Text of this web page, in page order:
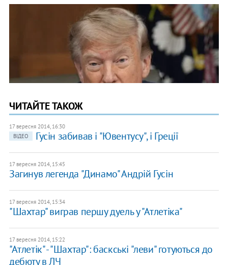
ЧИТАЙТЕ ТАКОЖ
17 вересня 2014, 16:30
ВІДЕО
Гусін забивав і "Ювентусу", і Греції
17 вересня 2014, 15:45
Загинув легенда "Динамо" Андрій Гусін
17 вересня 2014, 15:34
"Шахтар" виграв першу дуель у "Атлетіка"
17 вересня 2014, 15:22
"Атлетік" - "Шахтар": баскські "леви" готуються до
дебюту в ЛЧ